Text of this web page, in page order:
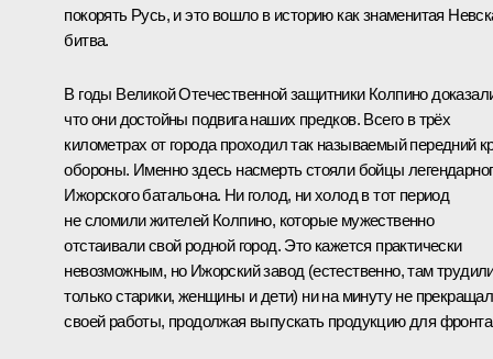
покорять Русь, и это вошло в историю как знаменитая
битва.
В годы Великой Отечественной защитники Колпино
что они достойны подвига наших предков. Всего в трёх
километрах от города проходил так называемый передний
обороны. Именно здесь насмерть стояли бойцы
Ижорского батальона. Ни голод, ни холод в тот период
не сломили жителей Колпино, которые мужественно
отстаивали свой родной город. Это кажется практически
невозможным, но Ижорский завод (естественно, там
только старики, женщины и дети) ни на минуту не прекращал
своей работы, продолжая выпускать продукцию для